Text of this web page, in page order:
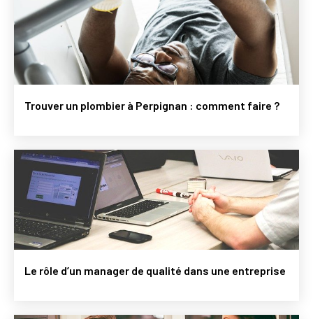
Trouver un plombier à Perpignan : comment faire ?
Le rôle d’un manager de qualité dans une entreprise